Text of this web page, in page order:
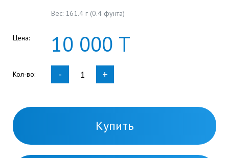
Вес: 161.4 г (0.4 фунта)
Цена: 10 000 Т
Кол-во: - +
Купить